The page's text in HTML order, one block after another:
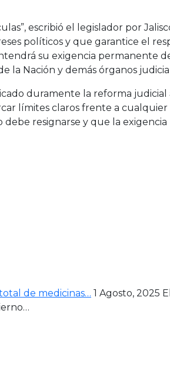
escribió el legislador por
políticos y que garantice el
su exigencia permanente
la Nación y demás órganos
duramente la reforma judicial
límites claros frente a
resignarse y que la
de medicinas… 1 Agosto, 2025